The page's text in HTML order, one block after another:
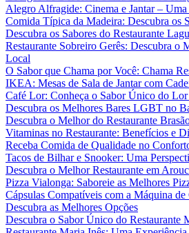
Alegro Alfragide: Cinema e Jantar –
Comida Típica da Madeira: Descubra os
Descubra os Sabores do Restaurante
Restaurante Sobreiro Gerês: Descubra o
Local
O Sabor que Chama por Você: Chama
IKEA: Mesas de Sala de Jantar com
Café Lor: Conheça o Sabor Único do
Descubra os Melhores Bares LGBT no
Descubra o Melhor do Restaurante
Vitaminas no Restaurante: Benefícios e
Receba Comida de Qualidade no
Tacos de Bilhar e Snooker: Uma
Descubra o Melhor Restaurante em
Pizza Vialonga: Saboreie as Melhores
Cápsulas Compatíveis com a Máquina
Descubra as Melhores Opções
Descubra o Sabor Único do Restaurante